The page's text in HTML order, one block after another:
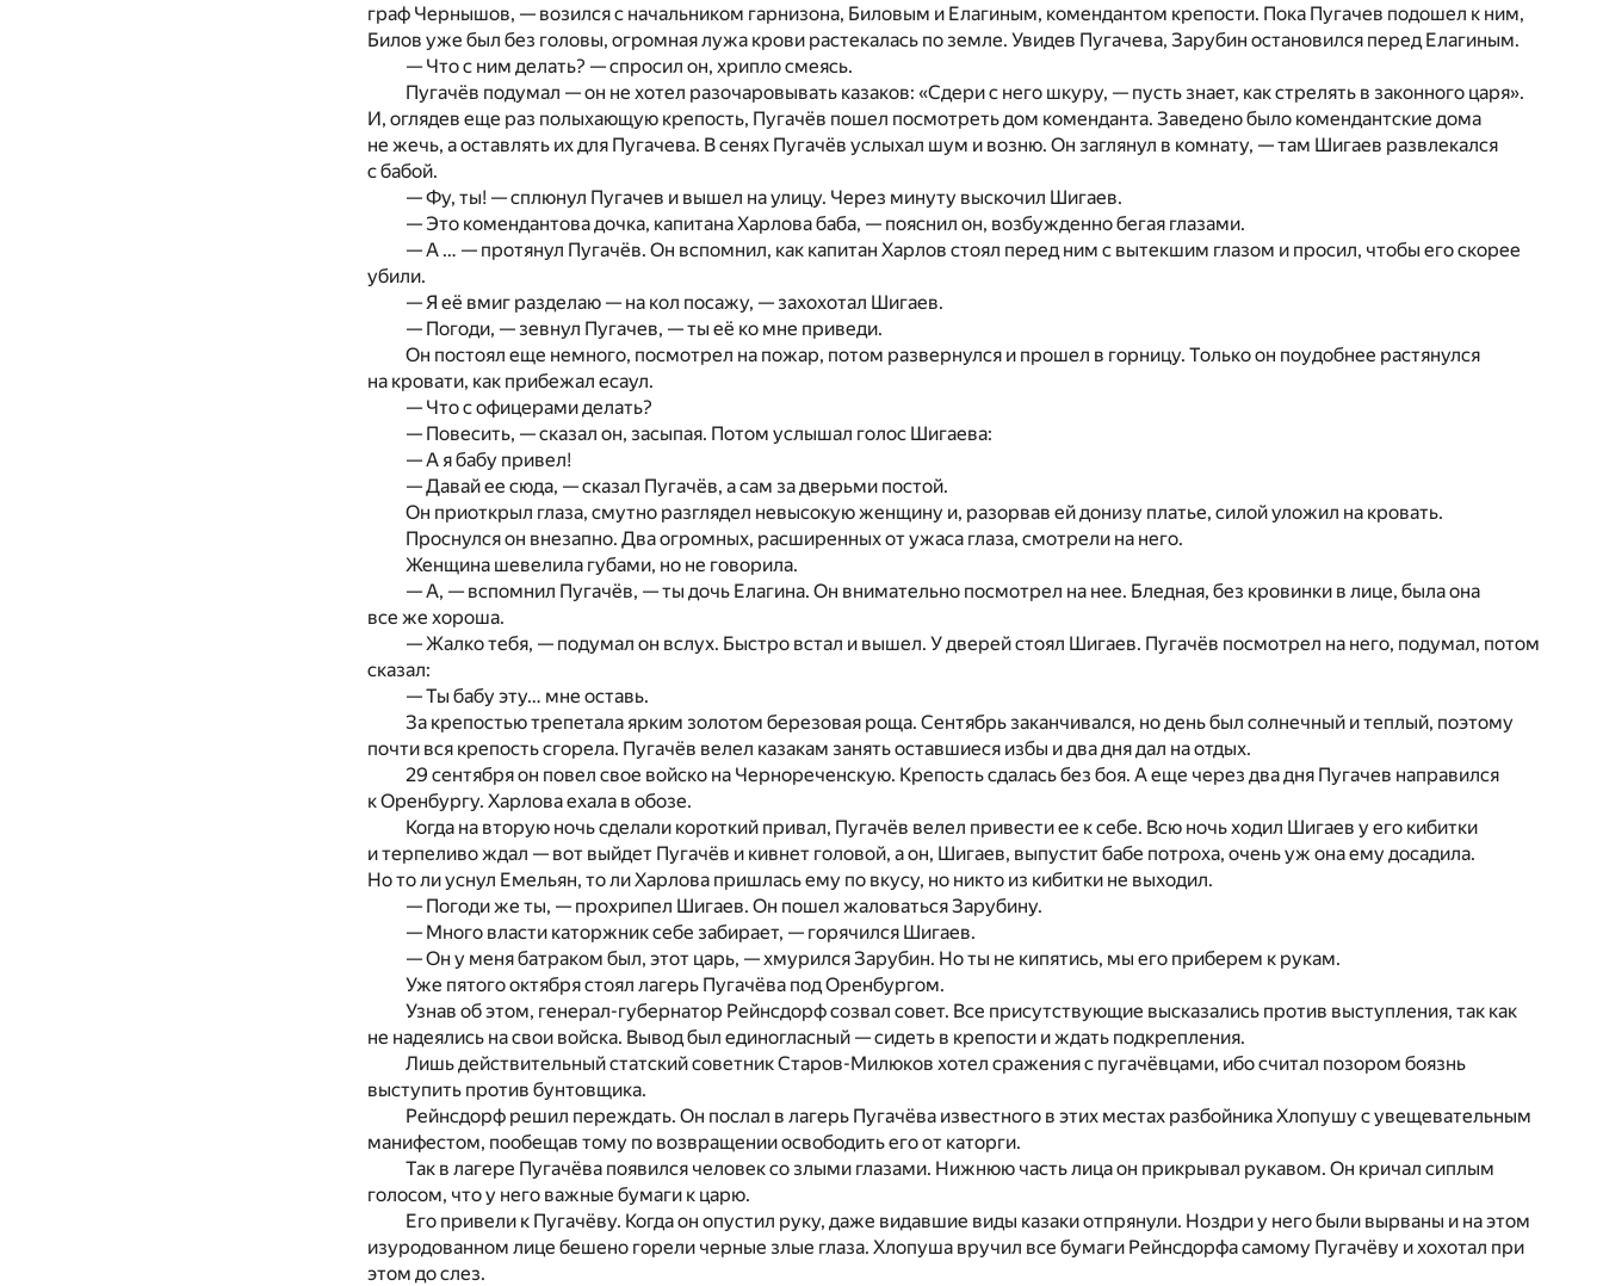
граф Чернышов, — возился с начальником гарнизона, Биловым и Елагиным, комендантом крепости. Пока Пугачев подошел к ним,
Билов уже был без головы, огромная лужа крови растекалась по земле. Увидев Пугачева, Зарубин остановился перед Елагиным.
— Что с ним делать? — спросил он, хрипло смеясь.
Пугачёв подумал — он не хотел разочаровывать казаков: «Сдери с него шкуру, — пусть знает, как стрелять в законного царя».
И, оглядев еще раз полыхающую крепость, Пугачёв пошел посмотреть дом коменданта. Заведено было комендантские дома
не жечь, а оставлять их для Пугачева. В сенях Пугачёв услыхал шум и возню. Он заглянул в комнату, — там Шигаев развлекался
с бабой.
— Фу, ты! — сплюнул Пугачев и вышел на улицу. Через минуту выскочил Шигаев.
— Это комендантова дочка, капитана Харлова баба, — пояснил он, возбужденно бегая глазами.
— А … — протянул Пугачёв. Он вспомнил, как капитан Харлов стоял перед ним с вытекшим глазом и просил, чтобы его скорее
убили.
— Я её вмиг разделаю — на кол посажу, — захохотал Шигаев.
— Погоди, — зевнул Пугачев, — ты её ко мне приведи.
Он постоял еще немного, посмотрел на пожар, потом развернулся и прошел в горницу. Только он поудобнее растянулся
на кровати, как прибежал есаул.
— Что с офицерами делать?
— Повесить, — сказал он, засыпая. Потом услышал голос Шигаева:
— А я бабу привел!
— Давай ее сюда, — сказал Пугачёв, а сам за дверьми постой.
Он приоткрыл глаза, смутно разглядел невысокую женщину и, разорвав ей донизу платье, силой уложил на кровать.
Проснулся он внезапно. Два огромных, расширенных от ужаса глаза, смотрели на него.
Женщина шевелила губами, но не говорила.
— А, — вспомнил Пугачёв, — ты дочь Елагина. Он внимательно посмотрел на нее. Бледная, без кровинки в лице, была она
все же хороша.
— Жалко тебя, — подумал он вслух. Быстро встал и вышел. У дверей стоял Шигаев. Пугачёв посмотрел на него, подумал, потом
сказал:
— Ты бабу эту… мне оставь.
За крепостью трепетала ярким золотом березовая роща. Сентябрь заканчивался, но день был солнечный и теплый, поэтому
почти вся крепость сгорела. Пугачёв велел казакам занять оставшиеся избы и два дня дал на отдых.
29 сентября он повел свое войско на Чернореченскую. Крепость сдалась без боя. А еще через два дня Пугачев направился
к Оренбургу. Харлова ехала в обозе.
Когда на вторую ночь сделали короткий привал, Пугачёв велел привести ее к себе. Всю ночь ходил Шигаев у его кибитки
и терпеливо ждал — вот выйдет Пугачёв и кивнет головой, а он, Шигаев, выпустит бабе потроха, очень уж она ему досадила.
Но то ли уснул Емельян, то ли Харлова пришлась ему по вкусу, но никто из кибитки не выходил.
— Погоди же ты, — прохрипел Шигаев. Он пошел жаловаться Зарубину.
— Много власти каторжник себе забирает, — горячился Шигаев.
— Он у меня батраком был, этот царь, — хмурился Зарубин. Но ты не кипятись, мы его приберем к рукам.
Уже пятого октября стоял лагерь Пугачёва под Оренбургом.
Узнав об этом, генерал-губернатор Рейнсдорф созвал совет. Все присутствующие высказались против выступления, так как
не надеялись на свои войска. Вывод был единогласный — сидеть в крепости и ждать подкрепления.
Лишь действительный статский советник Старов-Милюков хотел сражения с пугачёвцами, ибо считал позором боязнь
выступить против бунтовщика.
Рейнсдорф решил переждать. Он послал в лагерь Пугачёва известного в этих местах разбойника Хлопушу с увещевательным
манифестом, пообещав тому по возвращении освободить его от каторги.
Так в лагере Пугачёва появился человек со злыми глазами. Нижнюю часть лица он прикрывал рукавом. Он кричал сиплым
голосом, что у него важные бумаги к царю.
Его привели к Пугачёву. Когда он опустил руку, даже видавшие виды казаки отпрянули. Ноздри у него были вырваны и на этом
изуродованном лице бешено горели черные злые глаза. Хлопуша вручил все бумаги Рейнсдорфа самому Пугачёву и хохотал при
этом до слез.